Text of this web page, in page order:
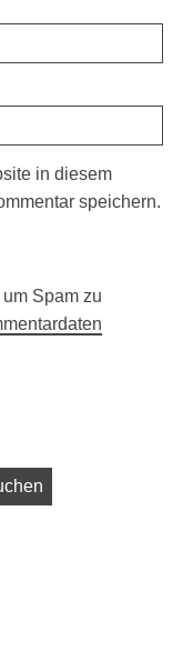
in diesem
speichern.
Spam zu